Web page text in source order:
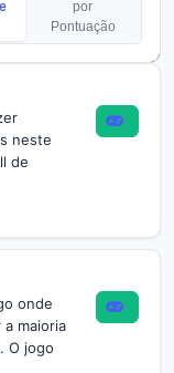
por
Pontuação
neste
de
onde
maioria
O jogo